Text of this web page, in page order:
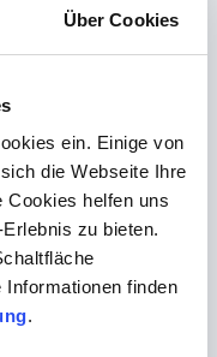
Über Cookies
ein. Einige von
die Webseite Ihre
Cookies helfen uns
zu bieten.
finden
.
mit Ihnen, die
Patienten in unserer
des
der
des EBM-